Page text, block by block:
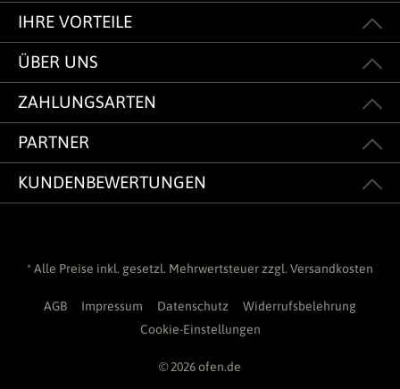
IHRE VORTEILE
ÜBER UNS
ZAHLUNGSARTEN
PARTNER
KUNDENBEWERTUNGEN
* Alle Preise inkl. gesetzl. Mehrwertsteuer zzgl. Versandkosten
AGB Impressum Datenschutz
Widerrufsbelehrung
Cookie-Einstellungen
© 2026 ofen.de